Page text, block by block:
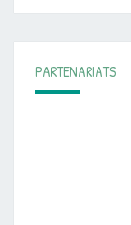
PARTENARIATS